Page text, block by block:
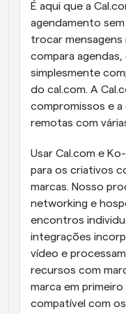
É aqui que a
agendamento
trocar
compara
simplesmente
do cal.com. A
compromissos e a
remotas com
Usar Cal.com e
para os criativos
marcas. Nosso
networking e
encontros
integrações
vídeo e
recursos com
marca em primeiro
compatível com